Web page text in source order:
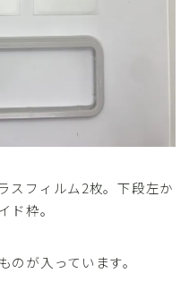
スフィルム2枚。下段左か
ド枠。
が入っています。